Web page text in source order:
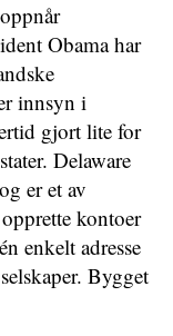
Obama har
innsyn i
gjort lite for
Delaware
er et av
kontoer
enkelt adresse
Bygget